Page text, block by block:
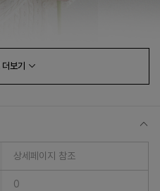
더보기
상세페이지 참조
0